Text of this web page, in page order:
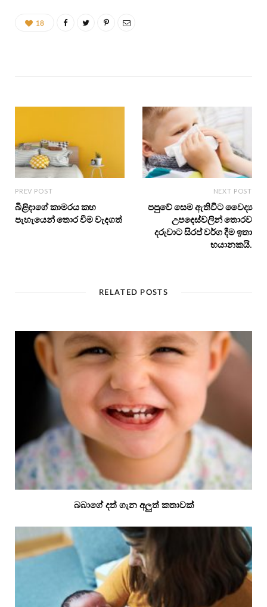
18
PREV POST
බිළිඳාගේ කාමරය කහ
පැහැයෙන් තොර වීම වැදගත්
NEXT POST
පපුවේ සෙම ඇතිවිට වෛද්‍ය
උපදෙස්වලින් තොරව
දරුවාට සිරප් වර්ග දීම ඉතා
භයානකයි.
RELATED POSTS
බබාගේ දත් ගැන අලුත් කතාවක්